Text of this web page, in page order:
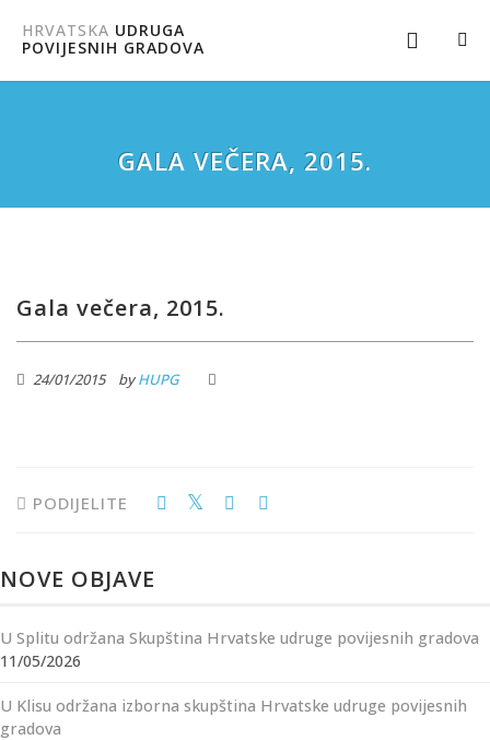
HRVATSKA UDRUGA
POVIJESNIH GRADOVA
GALA VEČERA, 2015.
Gala večera, 2015.
24/01/2015 byHUPG
PODIJELITE
NOVE OBJAVE
U Splitu održana Skupština Hrvatske udruge povijesnih gradova
11/05/2026
U Klisu održana izborna skupština Hrvatske udruge povijesnih
gradova